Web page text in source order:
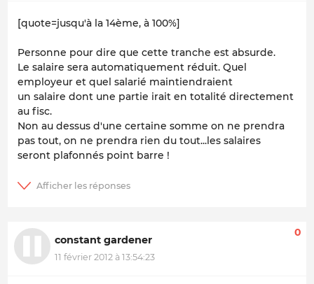
[quote=jusqu'à la 14ème, à 100%]
Personne pour dire que cette tranche est absurde.
Le salaire sera automatiquement réduit. Quel
employeur et quel salarié maintiendraient
un salaire dont une partie irait en totalité directement
au fisc.
Non au dessus d'une certaine somme on ne prendra
pas tout, on ne prendra rien du tout...les salaires
seront plafonnés point barre !
constant gardener
11 février 2012 à 13:54:23
0